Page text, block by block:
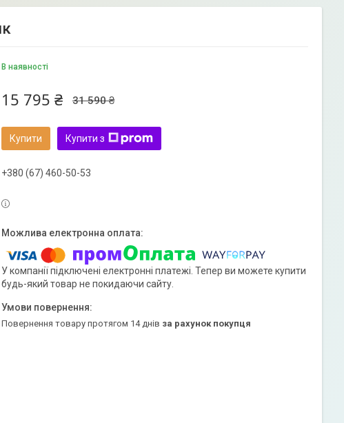
В наявності
31 590 ₴
15 795 ₴
Купити Купити з
+380 (67) 460-50-53
У компанії підключені електронні платежі. Тепер ви можете купити
будь-який товар не покидаючи сайту.
повернення товару протягом 14 днів за рахунок покупця